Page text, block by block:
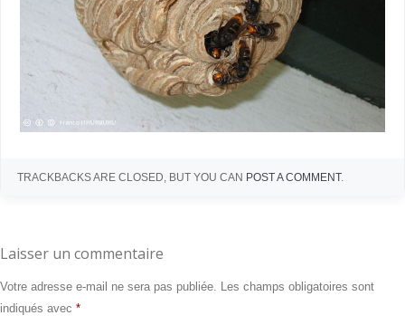
TRACKBACKS ARE CLOSED, BUT YOU CAN POST A COMMENT.
Laisser un commentaire
Votre adresse e-mail ne sera pas publiée.
Les champs obligatoires sont
indiqués avec *